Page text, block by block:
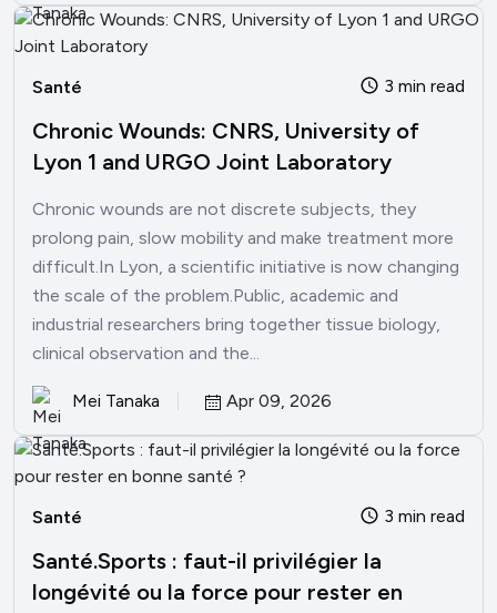
Santé 3 min read
Chronic Wounds: CNRS, University of
Lyon 1 and URGO Joint Laboratory
Chronic wounds are not discrete subjects, they
prolong pain, slow mobility and make treatment more
difficult.In Lyon, a scientific initiative is now changing
the scale of the problem.Public, academic and
industrial researchers bring together tissue biology,
clinical observation and the...
Mei Tanaka Apr 09, 2026
Santé 3 min read
Santé.Sports : faut-il privilégier la
longévité ou la force pour rester en